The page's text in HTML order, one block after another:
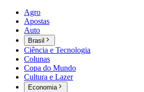
Agro
Apostas
Auto
Brasil
Ciência e Tecnologia
Colunas
Copa do Mundo
Cultura e Lazer
Economia